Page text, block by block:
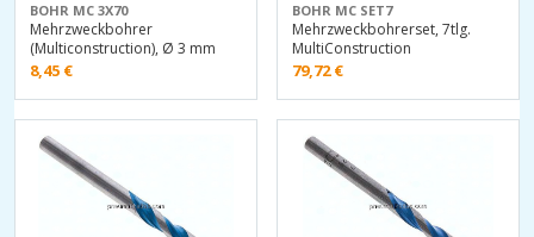
BOHR MC 3X70
Mehrzweckbohrer
(Multiconstruction), Ø 3 mm
8,45 €
BOHR MC SET7
Mehrzweckbohrerset, 7tlg.
MultiConstruction
79,72€